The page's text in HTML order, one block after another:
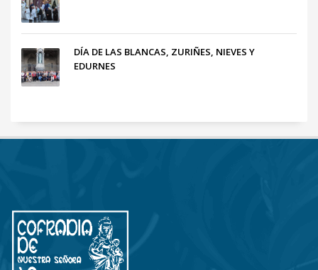
DÍA DE LAS BLANCAS, ZURIÑES, NIEVES Y
EDURNES